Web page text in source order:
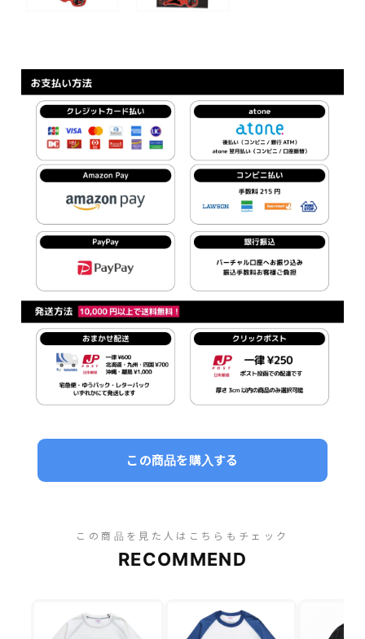
この商品を購入する
この商品を見た人はこちらもチェック
RECOMMEND